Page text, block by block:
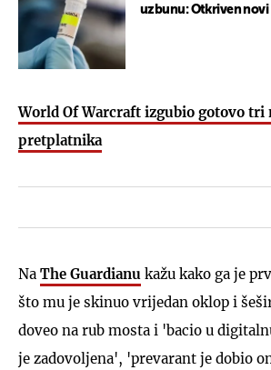
uzbunu: Otkriven novi
World Of Warcraft izgubio gotovo
pretplatnika
Na The Guardianu kažu kako ga je
što mu je skinuo vrijedan oklop i
doveo na rub mosta i 'bacio u
je zadovoljena', 'prevarant je dobio